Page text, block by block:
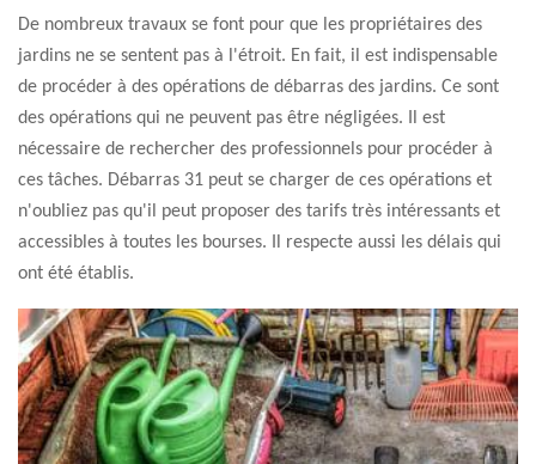
De nombreux travaux se font pour que les propriétaires des
jardins ne se sentent pas à l'étroit. En fait, il est indispensable
de procéder à des opérations de débarras des jardins. Ce sont
des opérations qui ne peuvent pas être négligées. Il est
nécessaire de rechercher des professionnels pour procéder à
ces tâches. Débarras 31 peut se charger de ces opérations et
n'oubliez pas qu'il peut proposer des tarifs très intéressants et
accessibles à toutes les bourses. Il respecte aussi les délais qui
ont été établis.